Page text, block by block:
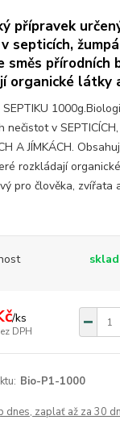
přípravek
septicích,
směs
organické látky
nečistot v SEPTICÍCH,
A JÍMKÁCH.
rozkládají
pro člověka, zvířata
/ks
DPH
Bio-P1-1000
dnes, zaplať až za 30